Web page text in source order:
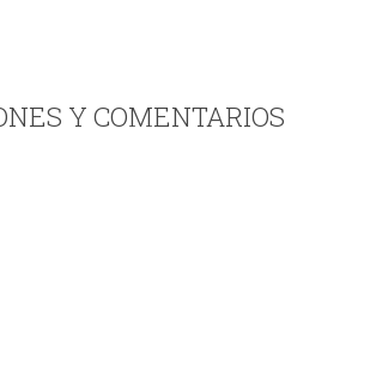
Y COMENTARIOS